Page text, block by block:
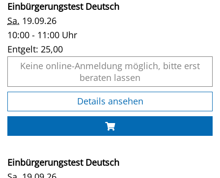
Einbürgerungstest Deutsch
Sa. 19.09.26
10:00 - 11:00 Uhr
Entgelt: 25,00
Keine online-Anmeldung möglich, bitte erst
beraten lassen
Details ansehen
Einbürgerungstest Deutsch